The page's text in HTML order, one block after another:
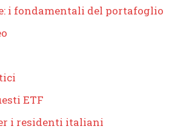
i fondamentali del portafoglio
ETF
i residenti italiani